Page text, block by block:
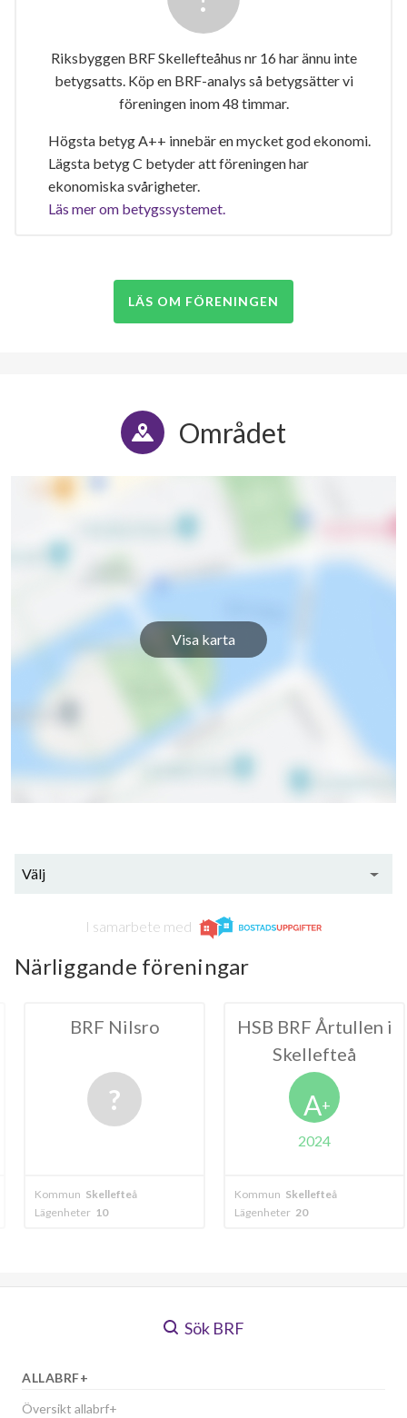
Riksbyggen BRF Skellefteåhus nr 16 har ännu inte
betygsatts. Köp en BRF-analys så betygsätter vi
föreningen inom 48 timmar.
Högsta betyg A++ innebär en mycket god ekonomi.
Lägsta betyg C betyder att föreningen har
ekonomiska svårigheter.
Läs mer om betygssystemet.
LÄS OM FÖRENINGEN
Området
Visa karta
Välj
I samarbete med
Närliggande föreningar
HSB BRF Årtullen i
Kommun
HSB
Kommun
Sök BRF
ALLABRF+
Översikt allabrf+